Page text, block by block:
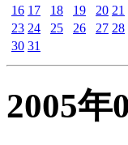
16 17 18 19 20 21
23 24 25 26 27 28
30 31
2005年